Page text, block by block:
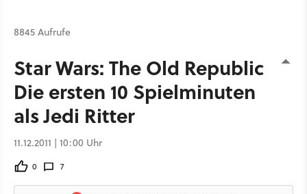
8845 Aufrufe
Star Wars: The Old Republic -
Die ersten 10 Spielminuten
als Jedi Ritter
11.12.2011 | 10:00 Uhr
0 7